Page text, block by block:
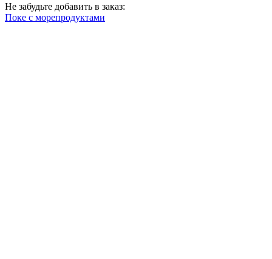
Не забудьте добавить в заказ:
Поке с морепродуктами